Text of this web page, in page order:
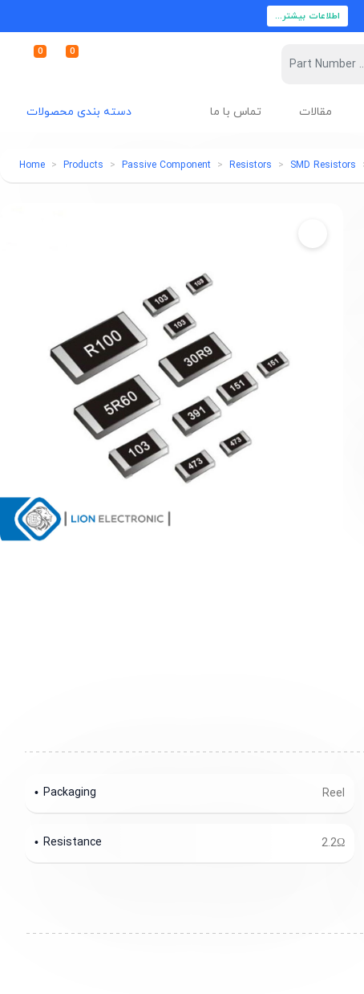
اطلاعات بیشتر...
0 0
دسته بندی محصولات مقالات تماس با ما
Home Products Passive Component Resistors SMD Resistors
Reel
Packaging
2.2Ω
Resistance